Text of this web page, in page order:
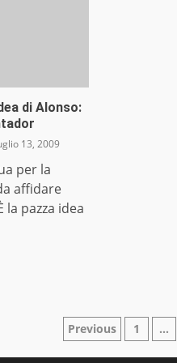
di Alonso:
13, 2009
per la
affidare
la pazza idea
Previous 1 …